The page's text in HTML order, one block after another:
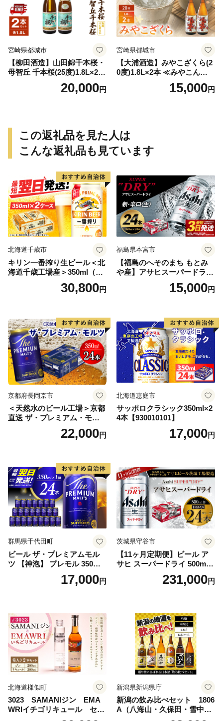
宮崎県都城市
【柳田酒造】山田錦千本桜・
母智丘 千本桜(25度)1.8L×2本
≪みやこんじょ特急便≫_AC
20,000円
宮崎県都城市
【大浦酒造】みやこざくら(2
0度)1.8L×2本 ≪みやこんじょ
特急便≫_MJ-077115,000円
この返礼品を見た人は
こんな返礼品も見ています
北海道千歳市
キリン一番搾り生ビール＜北
海道千歳工場産＞350ml（24
30,800円
福島県本宮市
【福島のへそのまち もとみ
や産】アサヒスーパードライ
350ml×24本 合計8.4L 1ケー
ス アルコール度数5% 缶ビー
口 送料無料 カメイ 本宮市
【07214-0206】
15,000円
京都府長岡京市
＜天然水のビール工場＞京都
直送 ザ・プレミアム・モル
ツ 350ml×24本 プレモル [149
22,000円
北海道恵庭市
サッポロクラシック350ml×2
4本【930010101】
17,000円
群馬県千代田町
ビール ザ・プレミアムモル
ツ 【神泡】 プレモル 350ml
× 24本 サントリー〈天然水の
ビール工場〉群馬※沖縄・離
17,000円
茨城県守谷市
【11ヶ月定期便】ビール ア
サヒ スーパードライ 500ml 2
4本 1ケース×11ヶ月 | アサヒ
ビール 究極の辛口 酒 お酒 ア
uper dry 11回 缶ビール 缶 ギ
フト 内祝い 茨城県守谷市 送
料無料
231,000円
北海道様似町
3023 SAMANIジン EMA
WRIイチゴリキュール セッ
ト（箱入り）【大人の味 酒
新潟県新潟県庁
新潟の飲み比べセット 1806
A（八海山・久保田・雪中
梅・越乃寒梅・かたふね・千